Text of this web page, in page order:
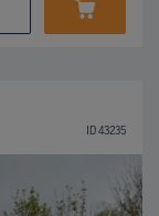
ID 43235